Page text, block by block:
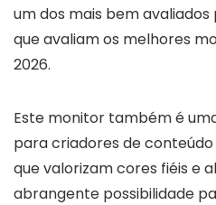
um dos mais bem
que avaliam os melhores
2026.
Este monitor também é
para criadores de
que valorizam cores fiéis e
abrangente possibilidade